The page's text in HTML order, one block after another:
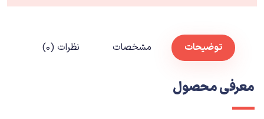
توضیحات مشخصات نظرات (۰)
معرفی محصول